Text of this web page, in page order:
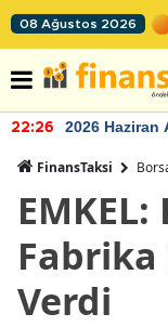
08 Ağustos 2026
22:26
2026 Haziran
FinansTaksi
Fabrika
Verdi